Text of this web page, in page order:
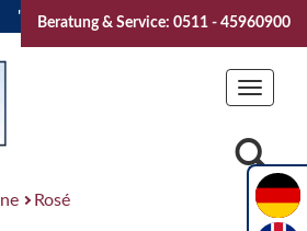
"Das Sommerfest 2026" Vive la
Beratung & Service: 0511 - 45960900
Toggle
Rosé